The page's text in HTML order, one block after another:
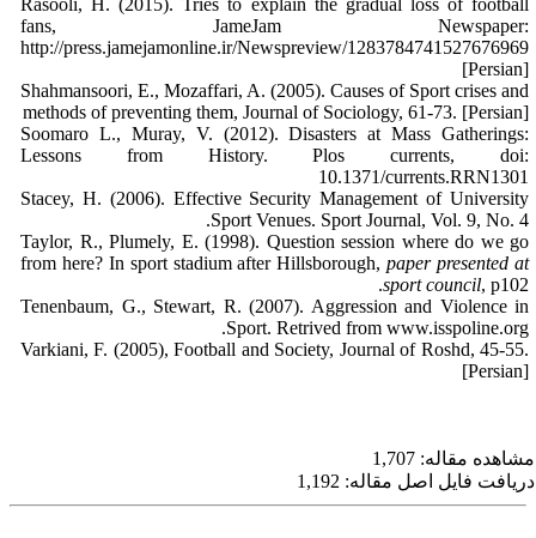
Rasooli, H. (2015). Tries to explain the gradual loss of football
fans, JameJam Newspaper:
http://press.jamejamonline.ir/Newspreview/1283784741527676969
[Persian]
Shahmansoori, E., Mozaffari, A. (2005). Causes of Sport crises and
methods of preventing them, Journal of Sociology, 61-73. [Persian]
Soomaro L., Muray, V. (2012). Disasters at Mass Gatherings:
Lessons from History. Plos currents, doi:
10.1371/currents.RRN1301
Stacey, H. (2006). Effective Security Management of University
Sport Venues. Sport Journal, Vol. 9, No. 4.
Taylor, R., Plumely, E. (1998). Question session where do we go
from here? In sport stadium after Hillsborough,paper presented at
sport council, p102.
Tenenbaum, G., Stewart, R. (2007). Aggression and Violence in
Sport. Retrived from www.isspoline.org.
Varkiani, F. (2005), Football and Society, Journal of Roshd, 45-55.
[Persian]
مقاله: 1,707
فایل اصل مقاله: 1,192